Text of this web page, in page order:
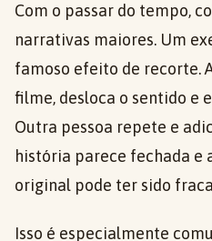
Com o passar do tempo,
narrativas maiores. Um
famoso efeito de recorte.
filme, desloca o sentido e
Outra pessoa repete e
história parece fechada e
original pode ter sido
Isso é especialmente